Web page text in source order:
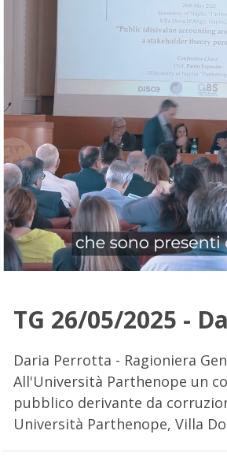
TG 26/05/2025 -
Daria Perrotta - Ragioniera
All'Università Parthenope un
pubblico derivante da
Università Parthenope, Villa